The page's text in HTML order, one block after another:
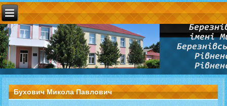
Бухович Микола Павлович